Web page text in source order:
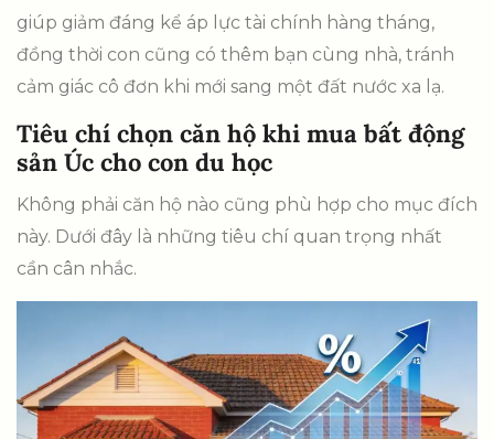
giúp giảm đáng kể áp lực tài chính hàng tháng,
đồng thời con cũng có thêm bạn cùng nhà, tránh
cảm giác cô đơn khi mới sang một đất nước xa lạ.
Tiêu chí chọn căn hộ khi mua bất động
sản Úc cho con du học
Không phải căn hộ nào cũng phù hợp cho mục đích
này. Dưới đây là những tiêu chí quan trọng nhất
cần cân nhắc.